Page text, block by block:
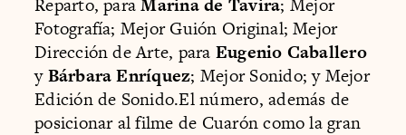
Reparto, paraMarina de Tavira; Mejor
Fotografía; Mejor Guión Original; Mejor
Dirección de Arte, para Eugenio Caballero
yBárbara Enríquez; Mejor Sonido; y Mejor
Edición de Sonido.El número, además de
posicionar al filme de Cuarón como la gran